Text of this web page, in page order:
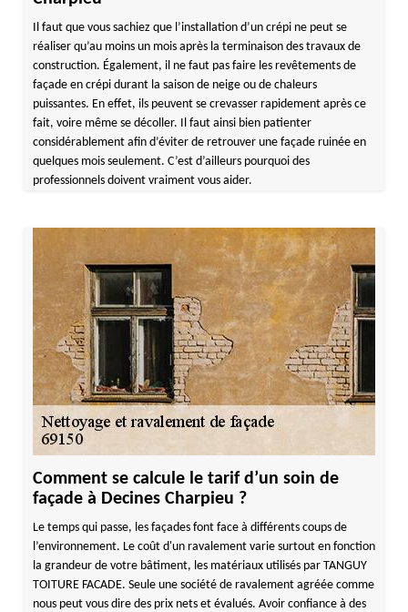
Il faut que vous sachiez que l’installation d’un crépi ne peut se
réaliser qu’au moins un mois après la terminaison des travaux de
construction. Également, il ne faut pas faire les revêtements de
façade en crépi durant la saison de neige ou de chaleurs
puissantes. En effet, ils peuvent se crevasser rapidement après ce
fait, voire même se décoller. Il faut ainsi bien patienter
considérablement afin d’éviter de retrouver une façade ruinée en
quelques mois seulement. C’est d’ailleurs pourquoi des
professionnels doivent vraiment vous aider.
Comment se calcule le tarif d’un soin de
façade à Decines Charpieu ?
Le temps qui passe, les façades font face à différents coups de
l’environnement. Le coût d'un ravalement varie surtout en fonction
la grandeur de votre bâtiment, les matériaux utilisés par TANGUY
TOITURE FACADE. Seule une société de ravalement agréée comme
nous peut vous dire des prix nets et évalués. Avoir confiance à des